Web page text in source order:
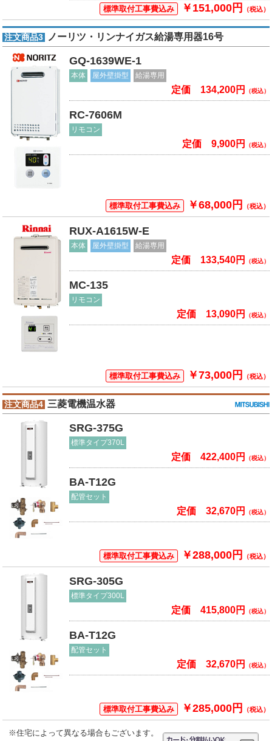
標準取付工事費込み ￥151,000円 （税込）
注文商品3 ノーリツ・リンナイガス給湯専用器16号
GQ-1639WE-1
本体 屋外壁掛型 給湯専用
定価 134,200円 （税込）
RC-7606M
リモコン
定価 9,900円 （税込）
標準取付工事費込み ￥68,000円 （税込）
RUX-A1615W-E
本体 屋外壁掛型 給湯専用
定価 133,540円 （税込）
MC-135
リモコン
定価 13,090円 （税込）
標準取付工事費込み ￥73,000円 （税込）
注文商品4 三菱電機温水器
SRG-375G
標準タイプ370L
定価 422,400円 （税込）
BA-T12G
配管セット
定価 32,670円 （税込）
標準取付工事費込み ￥288,000円 （税込）
SRG-305G
標準タイプ300L
定価 415,800円 （税込）
BA-T12G
配管セット
定価 32,670円 （税込）
標準取付工事費込み ￥285,000円 （税込）
※住宅によって異なる場合もございます。